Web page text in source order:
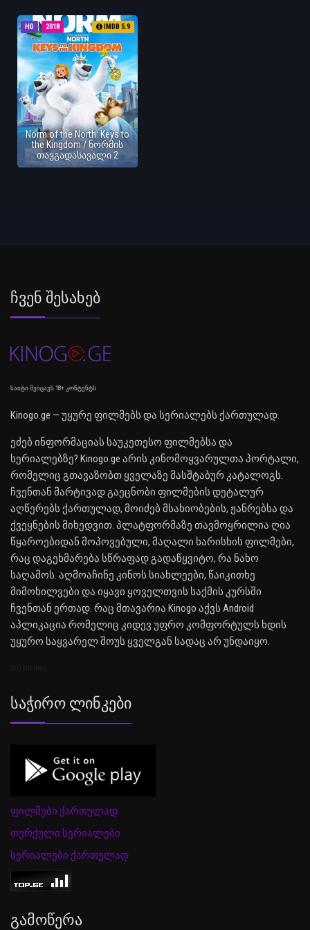
HD 2018 IMDB 5.9
Norm of the North: Keys to
the Kingdom / ნორმის
თავგადასავალი 2
Ჩვენ Შესახებ
საიტი შეიცავს 18+ კონტენტს
Kinogo.ge — უყურე ფილმებს და სერიალებს ქართულად.
ეძებ ინფორმაციას საუკეთესო ფილმებსა და
სერიალებზე? Kinogo.ge არის კინომოყვარულთა პორტალი,
რომელიც გთავაზობთ ყველაზე მასშტაბურ კატალოგს.
ჩვენთან მარტივად გაეცნობი ფილმების დეტალურ
აღწერებს ქართულად, მოიძებ მსახიობების, ჟანრებსა და
ქვეყნების მიხედვით. პლატფორმაზე თავმოყრილია ღია
წყაროებიდან მოპოვებული, მაღალი ხარისხის ფილმები,
რაც დაგეხმარება სწრაფად გადაწყვიტო, რა ნახო
საღამოს. აღმოაჩინე კინოს სიახლეები, წაიკითხე
მიმოხილვები და იყავი ყოველთვის საქმის კურსში
ჩვენთან ერთად. რაც მთავარია Kinogo აქვს Android
აპლიკაცია რომელიც კიდევ უფრო კომფორტულს ხდის
უყურო საყვარელ შოუს ყველგან სადაც არ უნდაიყო.
Საჭირო Ლინკები
ფილმები ქართულად
თურქული სერიალები
სერიალები ქართულად
Გამოწერა